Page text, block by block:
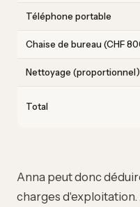
Téléphone portable
Chaise de bureau (CHF
Nettoyage (proportionnel)
Total
Anna peut donc
charges